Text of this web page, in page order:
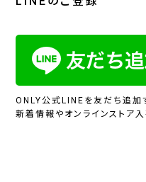
ONLY公式LINEを友だち追加
新着情報やオンラインストア